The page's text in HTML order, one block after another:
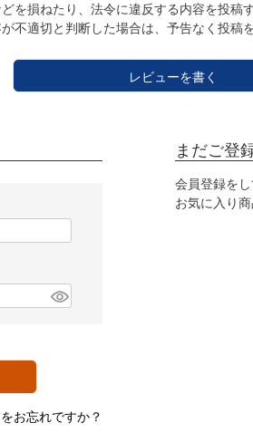
を損ねたり、法令に違反する内容を投稿
不適切と判断した場合は、予告なく投稿
レビューを書く
お忘れですか？
まだご登
会員登録を
お気に入り